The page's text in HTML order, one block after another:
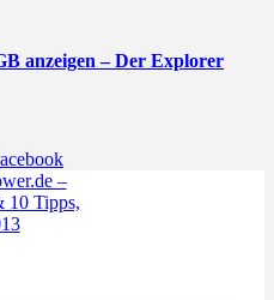
anzeigen – Der Explorer